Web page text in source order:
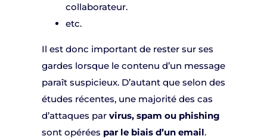
collaborateur.
etc.
Il est donc important de rester sur ses
gardes lorsque le contenu d’un message
paraît suspicieux. D’autant que selon des
études récentes, une majorité des cas
d’attaques par virus, spam ou phishing
sont opérées par le biais d’un email.